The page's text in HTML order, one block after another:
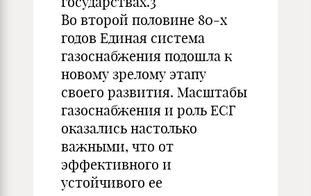
Во второй половине 80-х
годов Единая система
газоснабжения подошла к
новому зрелому этапу
своего развития. Масштабы
газоснабжения и роль ЕСГ
оказались настолько
важными, что от
эффективного и
устойчивого ее